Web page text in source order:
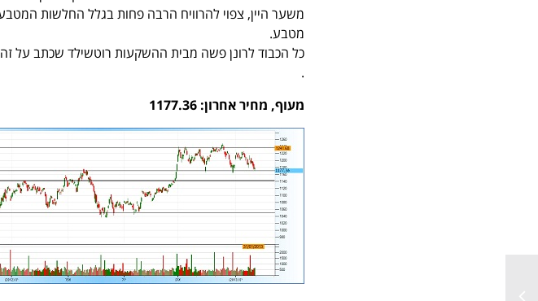
משער היין, צפוי להרוויח הרבה פחות בגלל החלשות
מטבע.
כל הכבוד לרונן פשה מבית ההשקעות רוטשילד שכתב על
.
מעוף, מחיר אחרון: 1177.36